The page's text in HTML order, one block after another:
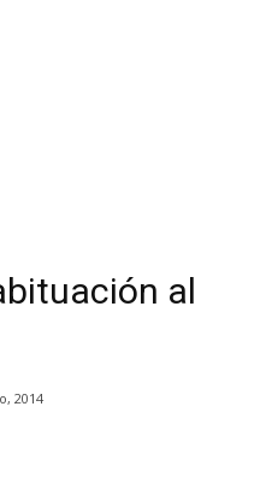
al
2014